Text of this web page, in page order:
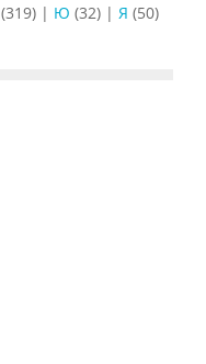
(319) | Ю (32) | Я (50)